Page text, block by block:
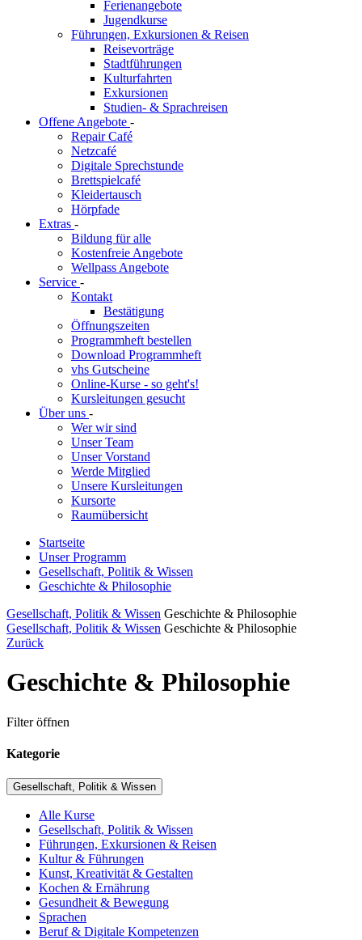
Ferienangebote
Jugendkurse
Führungen, Exkursionen & Reisen
Reisevorträge
Stadtführungen
Kulturfahrten
Exkursionen
Studien- & Sprachreisen
Offene Angebote -
Repair Café
Netzcafé
Digitale Sprechstunde
Brettspielcafé
Kleidertausch
Hörpfade
Extras -
Bildung für alle
Kostenfreie Angebote
Wellpass Angebote
Service -
Kontakt
Bestätigung
Öffnungszeiten
Programmheft bestellen
Download Programmheft
vhs Gutscheine
Online-Kurse - so geht's!
Kursleitungen gesucht
Über uns -
Wer wir sind
Unser Team
Unser Vorstand
Werde Mitglied
Unsere Kursleitungen
Kursorte
Raumübersicht
Startseite
Unser Programm
Gesellschaft, Politik & Wissen
Geschichte & Philosophie
Gesellschaft, Politik & Wissen Geschichte & Philosophie
Gesellschaft, Politik & Wissen Geschichte & Philosophie
Zurück
Geschichte & Philosophie
Filter öffnen
Kategorie
Gesellschaft, Politik & Wissen
Alle Kurse
Gesellschaft, Politik & Wissen
Führungen, Exkursionen & Reisen
Kultur & Führungen
Kunst, Kreativität & Gestalten
Kochen & Ernährung
Gesundheit & Bewegung
Sprachen
Beruf & Digitale Kompetenzen